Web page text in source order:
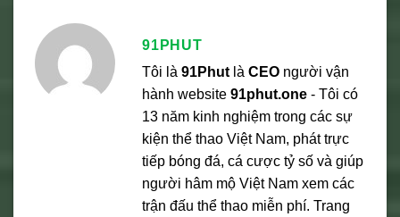
91PHUT
Tôi là 91Phut là CEO người vận
hành website 91phut.one - Tôi có
13 năm kinh nghiệm trong các sự
kiện thể thao Việt Nam, phát trực
tiếp bóng đá, cá cược tỷ số và giúp
người hâm mộ Việt Nam xem các
trận đấu thể thao miễn phí. Trang